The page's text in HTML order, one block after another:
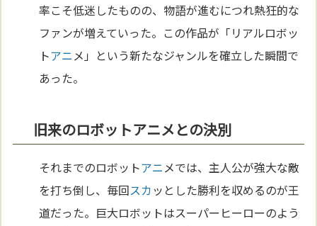
率こそ低迷したものの、物語が進むにつれ熱狂的な
ファンが増えていった。この作品が「リアルロボッ
トアニ メ」という新たなジャンルを確立した瞬間で
あった。
旧来のロボットアニメとの決別
それまでのロボットアニメでは、主人公が強大な敵
を打ち倒し、毎回スカ ッとした勝利を収めるのが王
道だった。巨大ロボットはスーパーヒーローのよう